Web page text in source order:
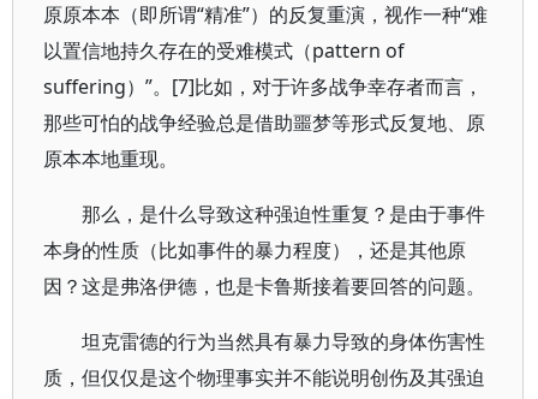
原原本本（即所谓“精准”）的反复重演，视作一种“难
以置信地持久存在的受难模式（pattern of
suffering）”。[7]比如，对于许多战争幸存者而言，
那些可怕的战争经验总是借助噩梦等形式反复地、原
原本本地重现。
那么，是什么导致这种强迫性重复？是由于事件
本身的性质（比如事件的暴力程度），还是其他原
因？这是弗洛伊德，也是卡鲁斯接着要回答的问题。
坦克雷德的行为当然具有暴力导致的身体伤害性
质，但仅仅是这个物理事实并不能说明创伤及其强迫